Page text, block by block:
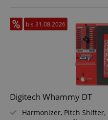
bis 31.08.2026
Digitech Whammy DT
Harmonizer, Pitch
Datenschutzerklärung